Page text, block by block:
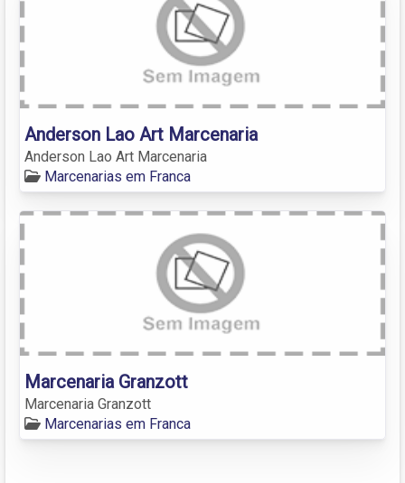
Anderson Lao Art Marcenaria
Anderson Lao Art Marcenaria
Marcenarias em Franca
Marcenaria Granzott
Marcenaria Granzott
Marcenarias em Franca